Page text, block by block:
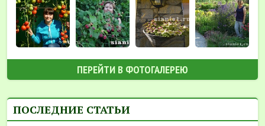
ПЕРЕЙТИ В ФОТОГАЛЕРЕЮ
ПОСЛЕДНИЕ СТАТЬИ